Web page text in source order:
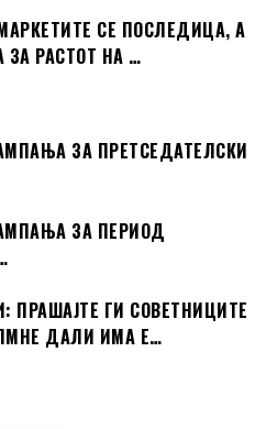
СЕ ПОСЛЕДИЦА, А
ЗА РАСТОТ НА …
ЗА ПРЕТСЕДАТЕЛСКИ
ЗА ПЕРИОД
ПРАШАЈТЕ ГИ СОВЕТНИЦИТЕ
ДАЛИ ИМА Е…